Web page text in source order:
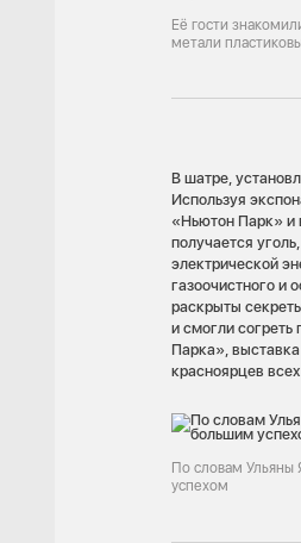
Её гости
метали
В шатре,
Используя
«Ньютон Парк» и
получается
электрической
газоочистного и
раскрыты
и смогли
Парка»,
красноярцев
По словам Ульяны
успехом